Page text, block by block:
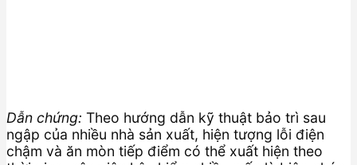
Dẫn chứng: Theo hướng dẫn kỹ thuật bảo trì sau
ngập của nhiều nhà sản xuất, hiện tượng lỗi điện
chậm và ăn mòn tiếp điểm có thể xuất hiện theo